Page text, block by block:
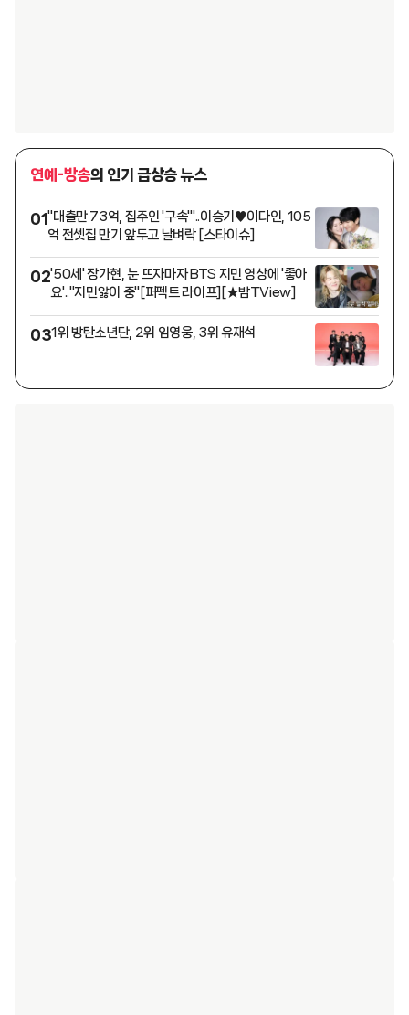
연예-방송의 인기 급상승 뉴스
01"대출만 73억, 집주인 '구속'"..이승기♥이다인, 105
억 전셋집 만기 앞두고 날벼락 [스타이슈]
02'50세' 장가현, 눈 뜨자마자 BTS 지민 영상에 '좋아
요'.."지민앓이 중"[퍼펙트 라이프][★밤TView]
031위 방탄소년단, 2위 임영웅, 3위 유재석